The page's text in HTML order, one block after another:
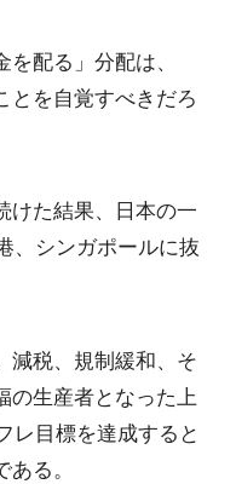
配る」分配は、
とを自覚すべきだろ
けた結果、日本の一
、シンガポールに抜
減税、規制緩和、そ
の生産者となった上
レ目標を達成すると
る。